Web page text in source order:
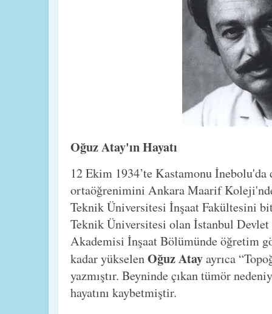
Oğuz Atay'ın Hayatı
12 Ekim 1934’te Kastamonu İnebolu'da
ortaöğrenimini Ankara Maarif
Teknik Üniversitesi İnşaat Fakültesini
Teknik Üniversitesi olan İstanbul
Akademisi İnşaat Bölümünde öğretim
kadar yükselenOğuz Atayayrıca
yazmıştır. Beyninde çıkan tümör
hayatını kaybetmiştir.